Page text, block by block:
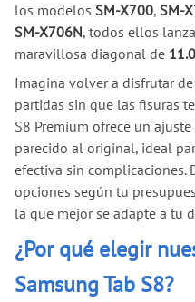
los modelos SM-X700, SM-
SM-X706N, todos ellos
maravillosa diagonal de
Imagina volver a disfrutar
partidas sin que las fisuras
S8 Premium ofrece un
parecido al original, ideal
efectiva sin complicaciones.
opciones según tu
la que mejor se adapte a tu
¿Por qué elegir
Samsung Tab S8?